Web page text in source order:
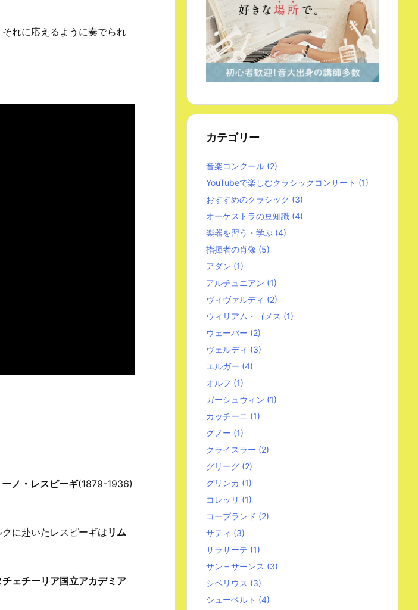
れに応えるように奏でられ
ノ・レスピーギ(1879-1936)
に赴いたレスピーギは リム
ェチーリア国立アカデミア
カテゴリー
音楽コンクール (2)
YouTubeで楽しむクラシックコンサート (1)
おすすめのクラシック (3)
オーケストラの豆知識 (4)
楽器を習う・学ぶ (4)
指揮者の肖像 (5)
アダン (1)
アルチュニアン (1)
ヴィヴァルディ (2)
ウィリアム・ゴメス (1)
ウェーバー (2)
ヴェルディ (3)
エルガー (4)
オルフ (1)
ガーシュウィン (1)
カッチーニ (1)
グノー (1)
クライスラー (2)
グリーグ (2)
グリンカ (1)
コレッリ (1)
コープランド (2)
サティ (3)
サラサーテ (1)
サン＝サーンス (3)
シベリウス (3)
シューベルト (4)